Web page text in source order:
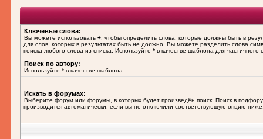
Ключевые слова:
Вы можете использовать + , чтобы определить слова, которые должны быть в
для слов, которых в результатах быть не должно. Вы можете разделить слова
поиска любого слова из списка. Используйте * в качестве шаблона для частичного
Поиск по автору:
Используйте * в качестве шаблона.
Искать в форумах:
Выберите форум или форумы, в которых будет произведён поиск. Поиск в
производится автоматически, если вы не отключили соответствующую опцию